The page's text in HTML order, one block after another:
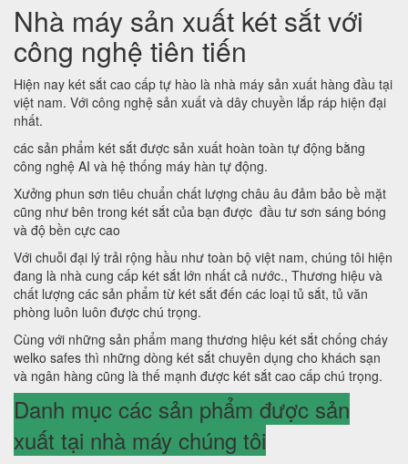
Nhà máy sản xuất két sắt với
công nghệ tiên tiến
Hiện nay két sắt cao cấp tự hào là nhà máy sản xuất hàng đầu tại
việt nam. Với công nghệ sản xuất và dây chuyền lắp ráp hiện đại
nhất.
các sản phẩm két sắt được sản xuất hoàn toàn tự động bằng
công nghệ AI và hệ thống máy hàn tự động.
Xưởng phun sơn tiêu chuẩn chất lượng châu âu đảm bảo bề mặt
cũng như bên trong két sắt của bạn được đầu tư sơn sáng bóng
và độ bền cực cao
Với chuỗi đại lý trải rộng hầu như toàn bộ việt nam, chúng tôi hiện
đang là nhà cung cấp két sắt lớn nhất cả nước., Thương hiệu và
chất lượng các sản phẩm từ két sắt đến các loại tủ sắt, tủ văn
phòng luôn luôn được chú trọng.
Cùng với những sản phẩm mang thương hiệu két sắt chống cháy
welko safes thì những dòng két sắt chuyên dụng cho khách sạn
và ngân hàng cũng là thế mạnh được két sắt cao cấp chú trọng.
Danh mục các sản phẩm được sản
xuất tại nhà máy chúng tôi